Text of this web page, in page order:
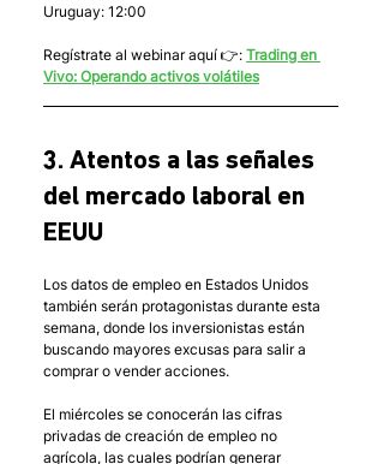
Uruguay: 12:00
Regístrate al webinar aquí 👉: Trading en
Vivo: Operando activos volátiles
3. Atentos a las señales
del mercado laboral en
EEUU
Los datos de empleo en Estados Unidos
también serán protagonistas durante esta
semana, donde los inversionistas están
buscando mayores excusas para salir a
comprar o vender acciones.
El miércoles se conocerán las cifras
privadas de creación de empleo no
agrícola, las cuales podrían generar